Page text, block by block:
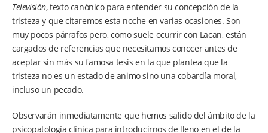
Televisión, texto canónico para entender su concepción de la
tristeza y que citaremos esta noche en varias ocasiones. Son
muy pocos párrafos pero, como suele ocurrir con Lacan, están
cargados de referencias que necesitamos conocer antes de
aceptar sin más su famosa tesis en la que plantea que la
tristeza no es un estado de animo sino una cobardía moral,
incluso un pecado.
Observarán inmediatamente que hemos salido del ámbito de la
psicopatología clínica para introducirnos de lleno en el de la